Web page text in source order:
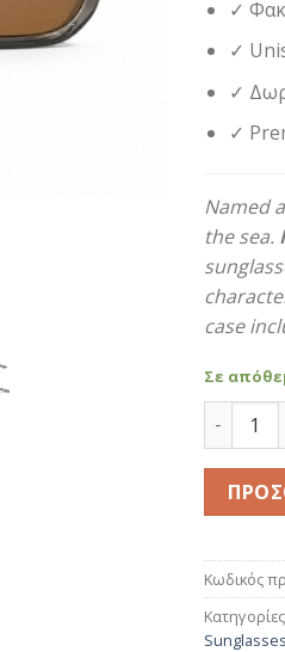
✓
✓
✓
✓
Named
the sea.
case
Σε
Nereus
Κωδικός
Sunglasses